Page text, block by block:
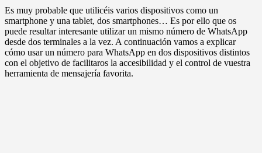
Es muy probable que utilicéis varios dispositivos como un
smartphone y una tablet, dos smartphones… Es por ello que os
puede resultar interesante utilizar un mismo número de WhatsApp
desde dos terminales a la vez. A continuación vamos a explicar
cómo usar un número para WhatsApp en dos dispositivos distintos
con el objetivo de facilitaros la accesibilidad y el control de vuestra
herramienta de mensajería favorita.